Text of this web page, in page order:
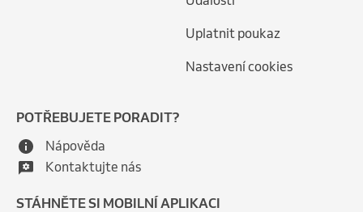
Uplatnit poukaz
Nastavení cookies
POTŘEBUJETE PORADIT?
Nápověda
Kontaktujte nás
STÁHNĚTE SI MOBILNÍ APLIKACI